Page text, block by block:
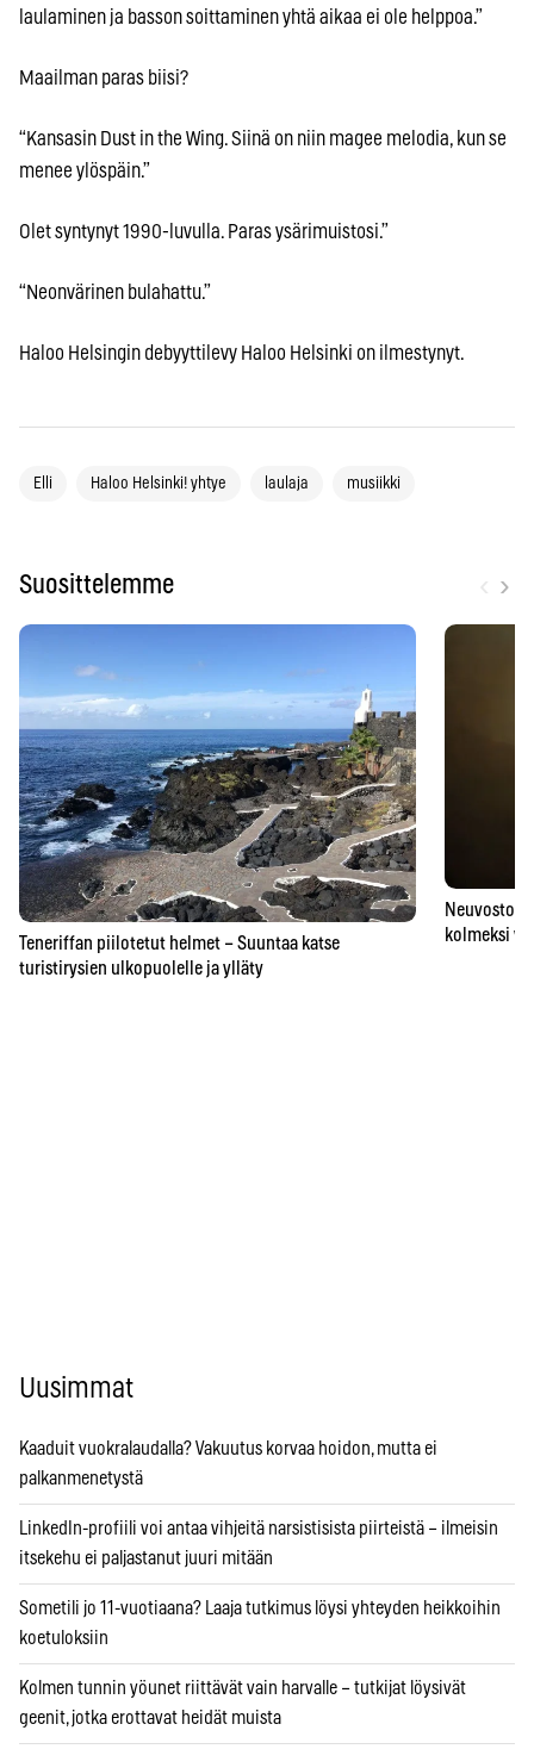
laulaminen ja basson soittaminen yhtä aikaa ei ole helppoa.”
Maailman paras biisi?
“Kansasin Dust in the Wing. Siinä on niin magee melodia, kun se
menee ylöspäin.”
Olet syntynyt 1990-luvulla. Paras ysärimuistosi.”
“Neonvärinen bulahattu.”
Haloo Helsingin debyyttilevy Haloo Helsinki on ilmestynyt.
Elli Haloo Helsinki! yhtye laulaja musiikki
Suosittelemme ›
Teneriffan piilotetut helmet – Suuntaa katse
turistirysien ulkopuolelle ja ylläty
kolmeksi
Uusimmat
Kaaduit vuokralaudalla? Vakuutus korvaa hoidon, mutta ei
palkanmenetystä
LinkedIn-profiili voi antaa vihjeitä narsistisista piirteistä – ilmeisin
itsekehu ei paljastanut juuri mitään
Sometili jo 11-vuotiaana? Laaja tutkimus löysi yhteyden heikkoihin
koetuloksiin
Kolmen tunnin yöunet riittävät vain harvalle – tutkijat löysivät
geenit, jotka erottavat heidät muista